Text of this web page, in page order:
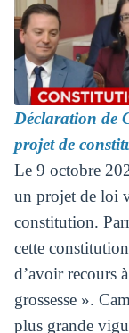
Déclaration de
projet de
Le 9 octobre
un projet de loi
constitution.
cette
d’avoir recours
grossesse ».
plus grande